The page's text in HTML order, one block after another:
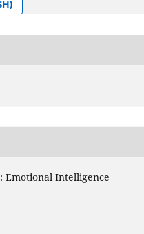
Emotional Intelligence